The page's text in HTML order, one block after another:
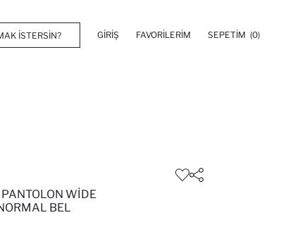
GIRIŞ FAVORILERIM SEPETIM (0)
WIDE
BEL